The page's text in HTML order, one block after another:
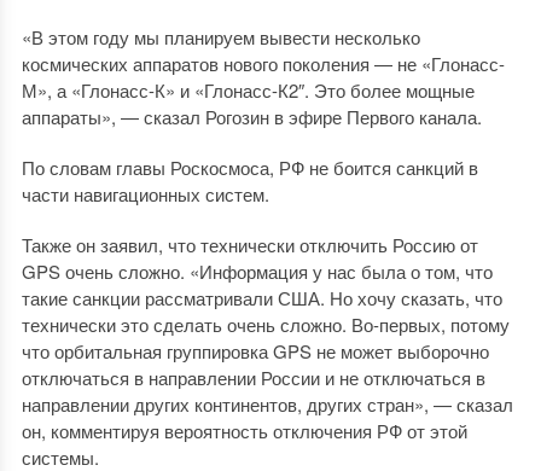
«В этом году мы планируем вывести несколько
космических аппаратов нового поколения — не «Глонасс-
М», а «Глонасс-К» и «Глонасс-К2″. Это более мощные
аппараты», — сказал Рогозин в эфире Первого канала.
По словам главы Роскосмоса, РФ не боится санкций в
части навигационных систем.
Также он заявил, что технически отключить Россию от
GPS очень сложно. «Информация у нас была о том, что
такие санкции рассматривали США. Но хочу сказать, что
технически это сделать очень сложно. Во-первых, потому
что орбитальная группировка GPS не может выборочно
отключаться в направлении России и не отключаться в
направлении других континентов, других стран», — сказал
он, комментируя вероятность отключения РФ от этой
системы.